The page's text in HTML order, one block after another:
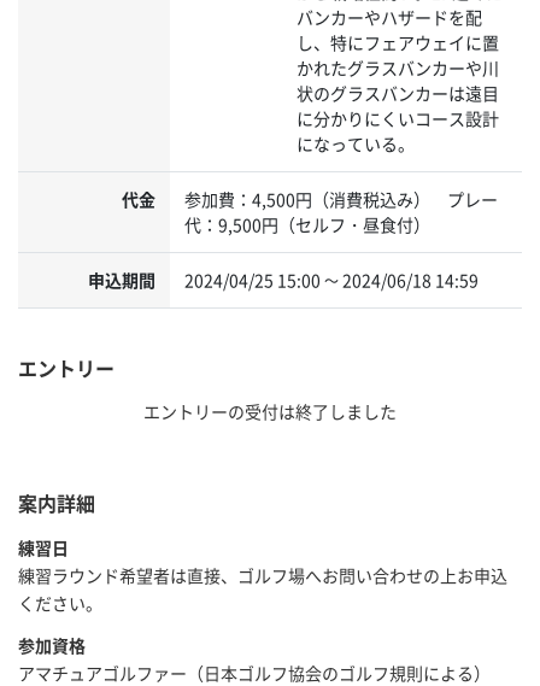
バンカーやハザードを配
し、特にフェアウェイに置
かれたグラスバンカーや川
状のグラスバンカーは遠目
に分かりにくいコース設計
になっている。
代金
参加費：4,500円（消費税込み） プレー
代：9,500円（セルフ・昼食付）
申込期間 2024/04/25 15:00 ～2024/06/18 14:59
エントリー
エントリーの受付は終了しました
案内詳細
練習日
練習ラウンド希望者は直接、ゴルフ場へお問い合わせの上お申込
ください。
参加資格
アマチュアゴルファー（日本ゴルフ協会のゴルフ規則による）